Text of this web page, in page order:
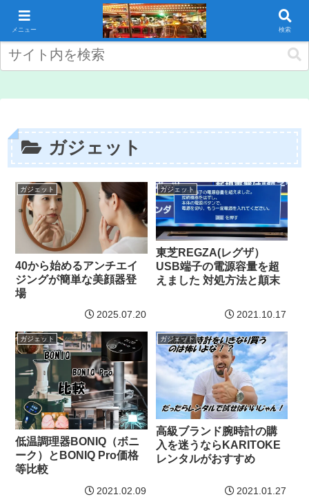
ホーム ガジェット
ガジェット
ガジェット
40から始めるアンチエイ
ジングが簡単な美顔器登
場
2025.07.20
ガジェット
東芝REGZA(レグザ）
USB端子の電源容量を超
えました 対処方法と顛末
2021.10.17
ガジェット
低温調理器BONIQ（ボニ
ーク）とBONIQ Pro価格
等比較
2021.02.09
ガジェット
高級ブランド腕時計の購
入を迷うならKARITOKE
レンタルがおすすめ
2021.01.27
メニュー 検索